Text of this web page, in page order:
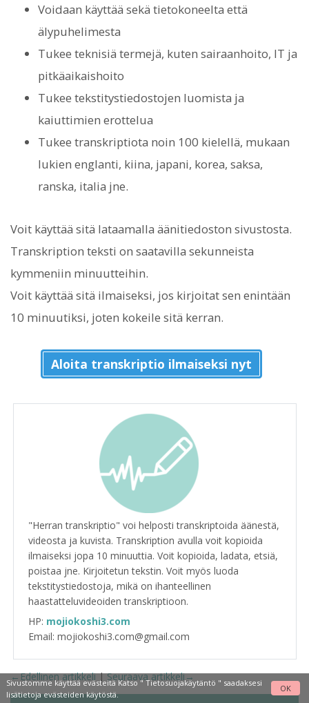
Voidaan käyttää sekä tietokoneelta että
älypuhelimesta
Tukee teknisiä termejä, kuten sairaanhoito, IT ja
pitkäaikaishoito
Tukee tekstitystiedostojen luomista ja
kaiuttimien erottelua
Tukee transkriptiota noin 100 kielellä, mukaan
lukien englanti, kiina, japani, korea, saksa,
ranska, italia jne.
Voit käyttää sitä lataamalla äänitiedoston sivustosta.
Transkription teksti on saatavilla sekunneista
kymmeniin minuutteihin.
Voit käyttää sitä ilmaiseksi, jos kirjoitat sen enintään
10 minuutiksi, joten kokeile sitä kerran.
Aloita transkriptio ilmaiseksi nyt
"Herran transkriptio" voi helposti transkriptoida äänestä,
videosta ja kuvista. Transkription avulla voit kopioida
ilmaiseksi jopa 10 minuuttia. Voit kopioida, ladata, etsiä,
poistaa jne. Kirjoitetun tekstin. Voit myös luoda
tekstitystiedostoja, mikä on ihanteellinen
haastatteluvideoiden transkriptioon.
HP: mojiokoshi3.com
Email: mojiokoshi3.com@gmail.com
←Edellinen artikkeli|Seuraava artikkeli→
Sivustomme käyttää evästeitä Katso "Tietosuojakäytäntö " saadaksesi
lisätietoja evästeiden käytöstä.
OK